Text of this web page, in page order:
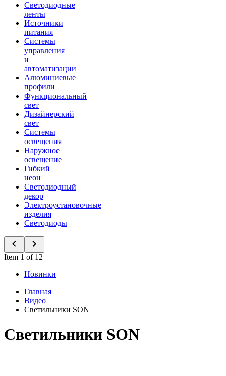
Светодиодные
ленты
Источники
питания
Системы
управления
и
автоматизации
Алюминиевые
профили
Функциональный
свет
Дизайнерский
свет
Системы
освещения
Наружное
освещение
Гибкий
неон
Светодиодный
декор
Электроустановочные
изделия
Светодиоды
Item 1 of 12
Новинки
Главная
Видео
Светильники SON
Светильники SON